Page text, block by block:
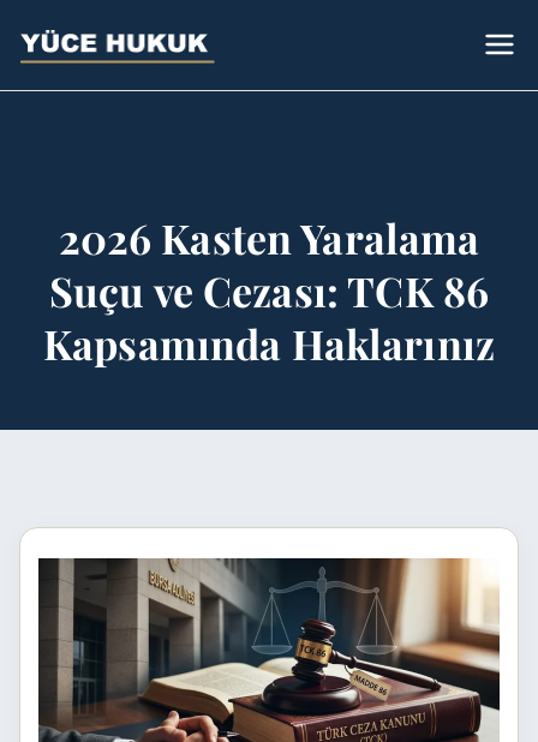
Avukat
Bursa Avukat - Yüce Hukuk Bürosu
2026 Kasten Yaralama
Suçu ve Cezası: TCK 86
Kapsamında Haklarınız